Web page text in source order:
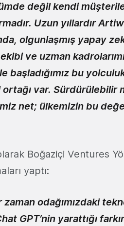
değil kendi
Uzun yıllardır
olgunlaşmış yapay
ve uzman
başladığımız bu
var. Sürdürülebilir
net; ülkemizin bu
Boğaziçi Ventures
yaptı:
zaman odağımızdaki
GPT’nin yarattığı